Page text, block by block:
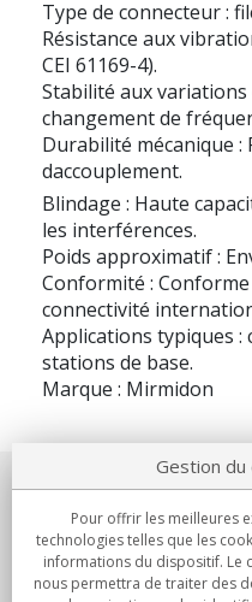
Type de connecteur :
Résistance aux
CEI 61169-4).
Stabilité aux
changement de
Durabilité mécanique :
daccouplement.
Blindage : Haute
les interférences.
Poids approximatif :
Conformité :
connectivité
Applications typiques
stations de base.
Marque : Mirmidon
Notre société
Engagements
Gestion
Pour offrir les meilleures
technologies telles que les
informations du dispositif. Le
nous permettra de traiter des